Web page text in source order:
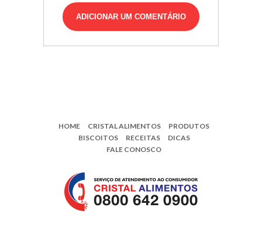
HOME CRISTAL ALIMENTOS
PRODUTOS
BISCOITOS
RECEITAS
DICAS
FALE CONOSCO